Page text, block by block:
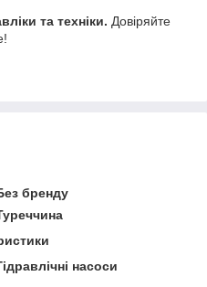
та техніки. Довіряйте
бренду
насоси